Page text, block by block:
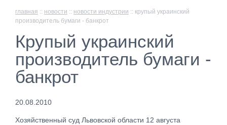
главная :: новости :: новости индустрии :: крупый украинский
производитель бумаги - банкрот
Крупый украинский
производитель бумаги -
банкрот
20.08.2010
Хозяйственный суд Львовской области 12 августа